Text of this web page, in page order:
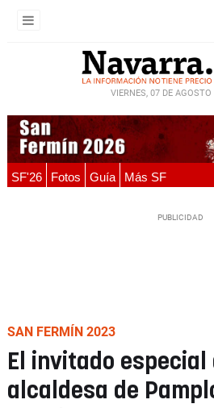
VIERNES, 07 DE
SF'26 Fotos Guía Más SF
SAN FERMÍN 2023
El invitado especial
alcaldesa de